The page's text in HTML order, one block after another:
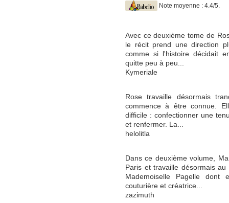
Note moyenne : 4.4/5.
Avec ce deuxième tome de
le récit prend une direction
comme si l'histoire décidait
quitte peu à peu...
Kymeriale
Rose travaille désormais
commence à être connue.
difficile : confectionner une
et renfermer. La...
helolitla
Dans ce deuxième volume,
Paris et travaille désormais
Mademoiselle Pagelle dont
couturière et créatrice...
zazimuth